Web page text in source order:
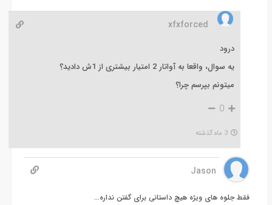
xfxforced
درود
یه سوال، واقعا به آواتار 2 امتیار بیشتری از 1ش دادید؟
میتونم بپرسم چرا؟
0
3 ماه گذشته
Jason
فقط جلوه های ویژه هیچ داستانی برای گفتن نداره…